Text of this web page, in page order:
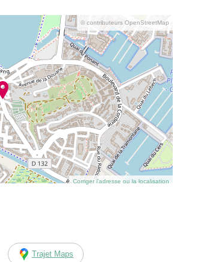
© contributeurs OpenStreetMap
Corriger l’adresse ou la localisation
Trajet Maps